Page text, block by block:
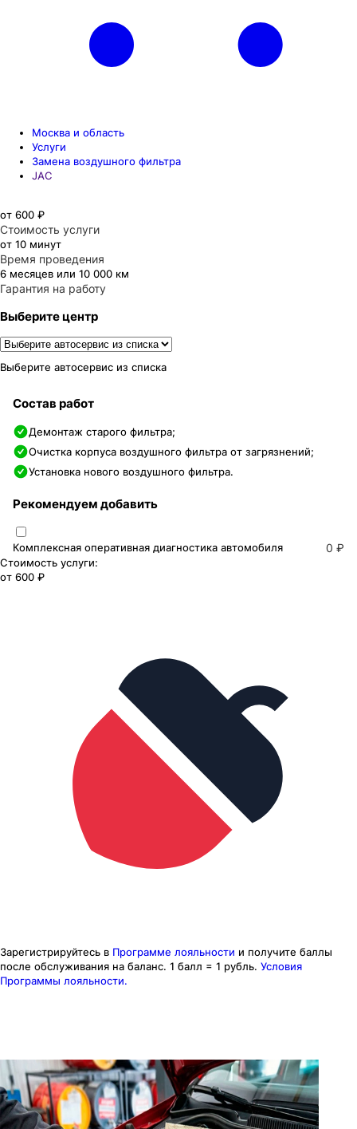
Москва и область
Услуги
Замена воздушного фильтра
JAC
от 600 ₽
Стоимость услуги
от 10 минут
Время проведения
6 месяцев или 10 000 км
Гарантия на работу
Выберите центр
Выберите автосервис из списка
Состав работ
Демонтаж старого фильтра;
Очистка корпуса воздушного фильтра от загрязнений;
Установка нового воздушного фильтра.
Рекомендуем добавить
Комплексная оперативная диагностика автомобиля 0 ₽
Стоимость услуги:
от 600 ₽
Зарегистрируйтесь в Программе лояльности и получите баллы
после обслуживания на баланс. 1 балл = 1 рубль. Условия
Программы лояльности.